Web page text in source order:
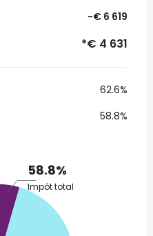
-€ 6 619
*€ 4 631
62.6%
58.8%
58.8%
Impôt total